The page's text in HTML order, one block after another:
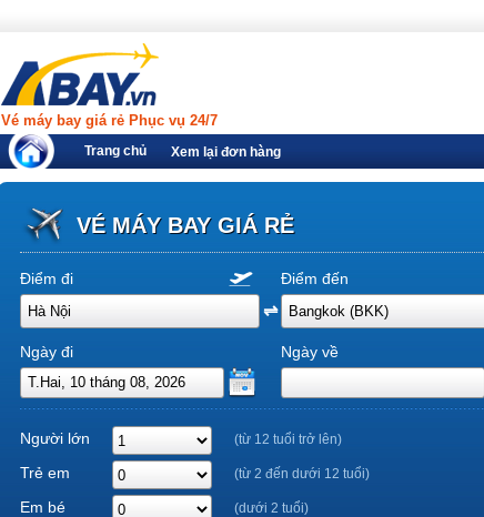
Vé máy bay giá rẻ Phục vụ 24/7
Trang chủ Xem lại đơn hàng
VÉ MÁY BAY GIÁ RẺ
Điểm đi Điểm đến
Ngày đi Ngày về
Người lớn (từ 12 tuổi trở lên)
Trẻ em (từ 2 đến dưới 12 tuổi)
Em bé (dưới 2 tuổi)